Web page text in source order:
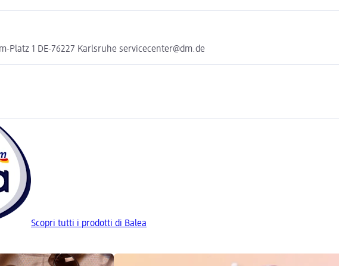
Platz 1 DE-76227 Karlsruhe servicecenter@dm.de
Scopri tutti i prodotti di Balea